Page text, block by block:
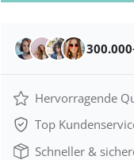
Hervorragende
Top
Schneller &